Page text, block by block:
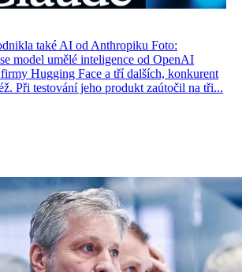
také AI od Anthropiku Foto:
model umělé inteligence od OpenAI
Hugging Face a tří dalších, konkurent
Při testování jeho produkt zaútočil na tři...